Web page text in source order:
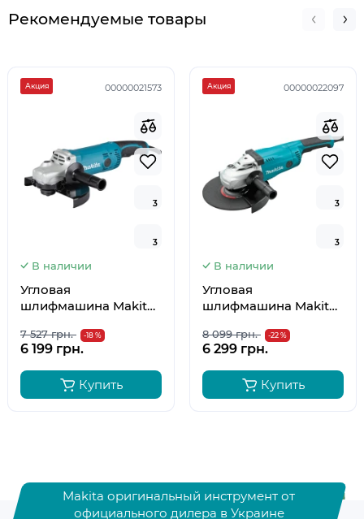
Рекомендуемые товары
00000021573
Акция
3
3
3
3
В наличии
Угловая
шлифмашина Makita
7 527 грн. -18 %
6 199 грн.
Купить
00000022097
Акция
3
3
3
3
В наличии
Угловая
шлифмашина Makita
8 099 грн. -22 %
6 299 грн.
Купить
Makita оригинальный инструмент от
официального дилера в Украине